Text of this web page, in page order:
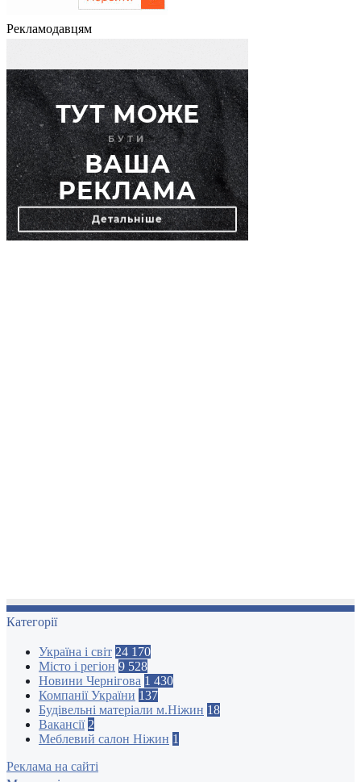
Рекламодавцям
Категорії
Україна і світ 24 170
Місто і регіон 9 528
Новини Чернігова 1 430
Компанії України 137
Будівельні матеріали м.Ніжин 18
Вакансії 2
Меблевий салон Ніжин 1
Реклама на сайті